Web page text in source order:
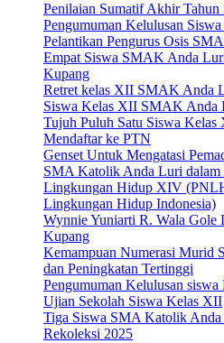
Penilaian Sumatif Akhir Tahun
Pengumuman Kelulusan
Pelantikan Pengurus Osis
Empat Siswa SMAK Anda
Kupang
Retret kelas XII SMAK Anda
Siswa Kelas XII SMAK Anda
Tujuh Puluh Satu Siswa
Mendaftar ke PTN
Genset Untuk Mengatasi
SMA Katolik Anda Luri dalam
Lingkungan Hidup XIV
Lingkungan Hidup Indonesia)
Wynnie Yuniarti R. Wala Gole
Kupang
Kemampuan Numerasi Murid
dan Peningkatan Tertinggi
Pengumuman Kelulusan
Ujian Sekolah Siswa Kelas XII
Tiga Siswa SMA Katolik
Rekoleksi 2025